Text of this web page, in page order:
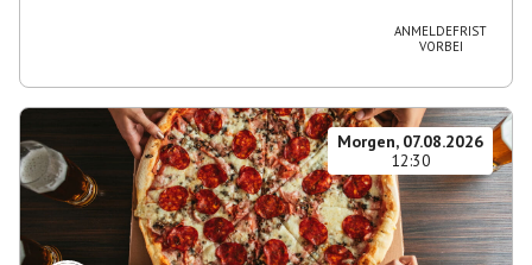
ANMELDEFRIST
VORBEI
Morgen, 07.08.2026
12:30